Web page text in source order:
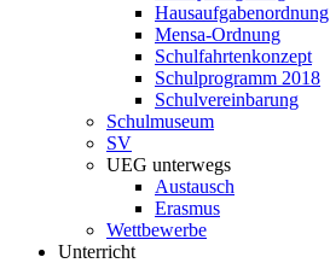
Hausaufgabenordnung
Mensa-Ordnung
Schulfahrtenkonzept
Schulprogramm 2018
Schulvereinbarung
Schulmuseum
SV
UEG unterwegs
Austausch
Erasmus
Wettbewerbe
Unterricht